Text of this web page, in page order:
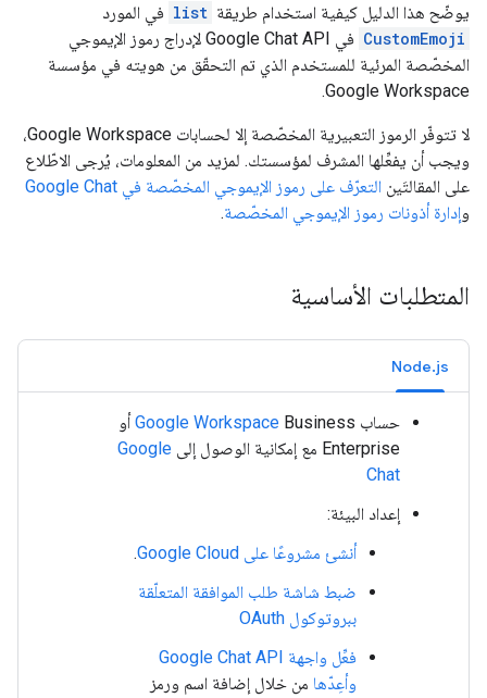
يوضّح هذا الدليل كيفية استخدام طريقة list في المورد
CustomEmoji
في Google Chat API لإدراج رموز الإيموجي
المخصّصة المرئية للمستخدم الذي تم التحقّق من هويته في مؤسسة
Google Workspace.
لا تتوفّر الرموز التعبيرية المخصّصة إلا لحسابات Google Workspace،
ويجب أن يفعِّلها المشرف لمؤسستك. لمزيد من المعلومات، يُرجى الاطّلاع
على المقالتَين التعرّف على رموز الإيموجي المخصّصة في Google Chat
وإدارة أذونات رموز الإيموجي المخصّصة.
المتطلبات الأساسية
Node.js
حساب Google WorkspaceBusiness أو
Enterprise مع إمكانية الوصول إلى
Google
Chat
إعداد البيئة:
أنشئ مشروعًا على Google Cloud
.
ضبط شاشة طلب الموافقة المتعلّقة
ببروتوكول OAuth
فعِّل واجهة Google Chat API
وأعِدّها من خلال إضافة اسم ورمز